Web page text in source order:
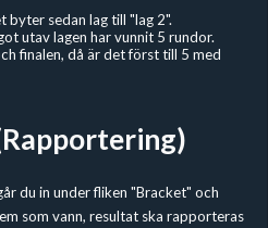
byter sedan lag till "lag 2".
utav lagen har vunnit 5 rundor.
finalen, då är det först till 5 med
du in under fliken "Bracket" och
som vann, resultat ska rapporteras